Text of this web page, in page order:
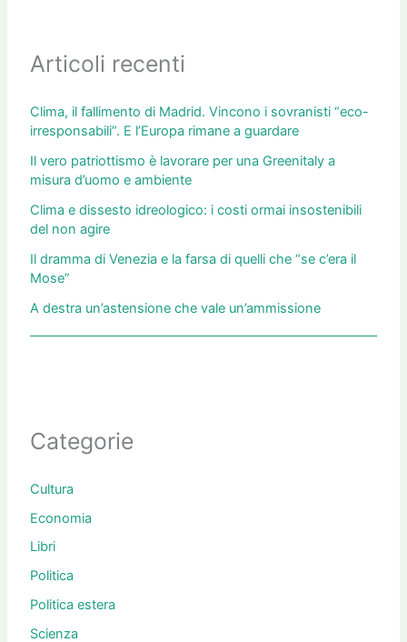
Articoli recenti
Clima, il fallimento di Madrid. Vincono i sovranisti “eco-
irresponsabili”. E l’Europa rimane a guardare
Il vero patriottismo è lavorare per una Greenitaly a
misura d’uomo e ambiente
Clima e dissesto idreologico: i costi ormai insostenibili
del non agire
Il dramma di Venezia e la farsa di quelli che “se c’era il
Mose”
A destra un’astensione che vale un’ammissione
Categorie
Cultura
Economia
Libri
Politica
Politica estera
Scienza